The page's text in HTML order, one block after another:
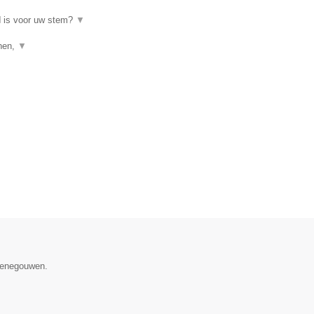
is voor uw stem? ▼
▼